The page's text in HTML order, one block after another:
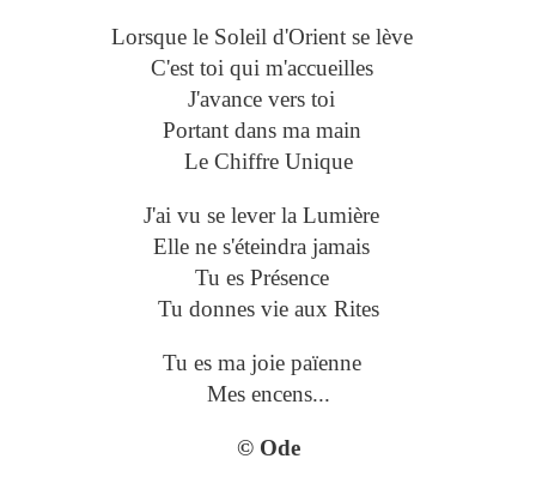
Lorsque le Soleil d'Orient se lève
C'est toi qui m'accueilles
J'avance vers toi
Portant dans ma main
Le Chiffre Unique
J'ai vu se lever la Lumière
Elle ne s'éteindra jamais
Tu es Présence
Tu donnes vie aux Rites
Tu es ma joie païenne
Mes encens...
© Ode